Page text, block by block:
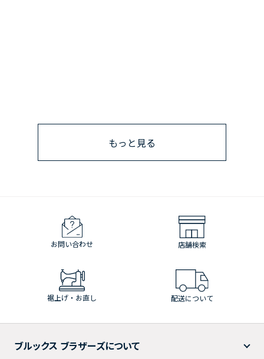
もっと見る
お問い合わせ 店舗検索
裾上げ・お直し 配送について
ブルックス ブラザーズについて